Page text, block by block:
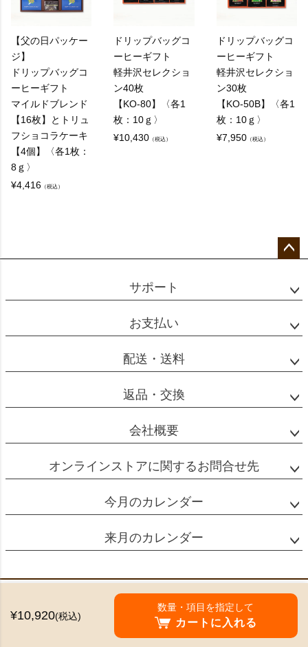
¥10,920(税込)
数量・項目を指定して
カートに入れる
【父の日パッケー
ジ】
ドリップバッグコ
ーヒーギフト
マイルドブレンド
【16枚】とトリュ
フショコラケーキ
【4個】〈各1枚：
8ｇ〉
¥4,416 （税込）
ドリップバッグコ
ーヒーギフト
軽井沢セレクショ
ン40枚
【KO-80】〈各1
枚：10ｇ〉
¥10,430 （税込）
ドリップバッグコ
ーヒーギフト
軽井沢セレクショ
ン30枚
【KO-50B】〈各1
枚：10ｇ〉
¥7,950（税込）
ップ
サポート
お支払い
配送・送料
返品・交換
会社概要
オンラインストアに関するお問合せ先
今月のカレンダー
来月のカレンダー
特定商取引法に基づく表示
個人情報の取扱
©2024 Mikado Coffee Shokai All Rights reserved.